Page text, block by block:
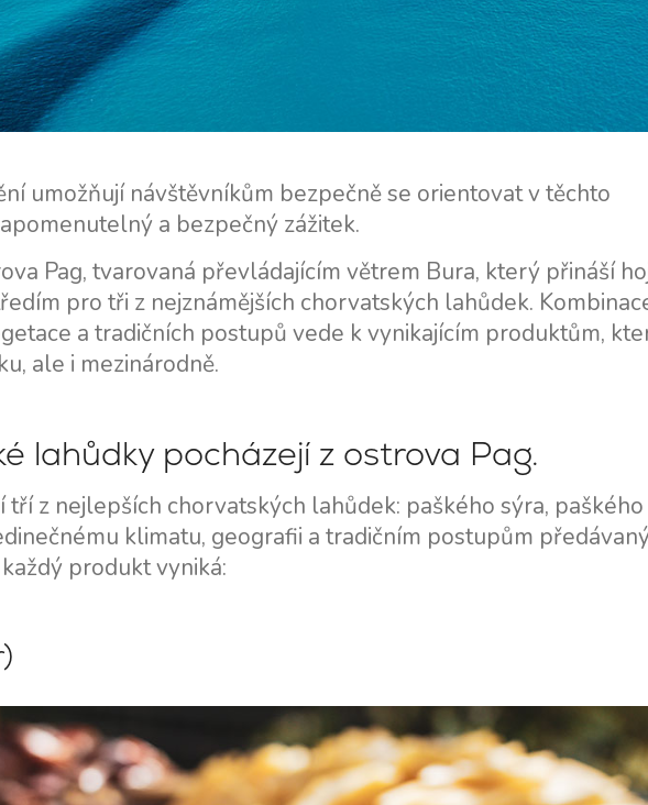
umožňují návštěvníkům bezpečně se orientovat v těchto
a bezpečný zážitek.
Pag, tvarovaná převládajícím větrem Bura, který přináší
pro tři z nejznámějších chorvatských lahůdek.
a tradičních postupů vede k vynikajícím produktům,
ale i mezinárodně.
lahůdky pocházejí z ostrova Pag.
tří z nejlepších chorvatských lahůdek: paškého sýra, paškého
klimatu, geografii a tradičním postupům
produkt vyniká: